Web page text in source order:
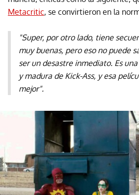
Metacritic, se convirtieron en la
"Super, por otro lado, tiene
muy buenas, pero eso no puede
ser un desastre inmediato. Es
y madura de Kick-Ass, y esa
mejor".